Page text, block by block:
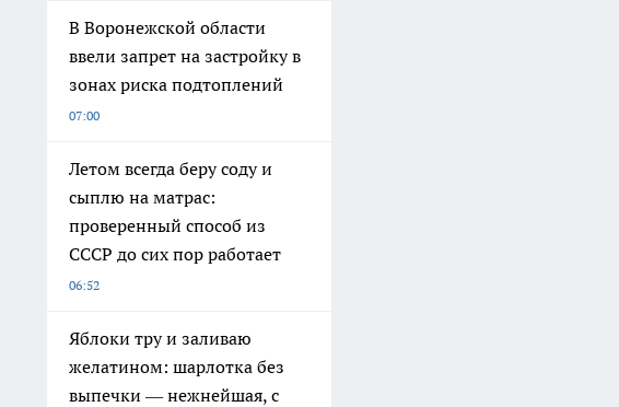
В Воронежской области
ввели запрет на застройку в
зонах риска подтоплений
07:00
Летом всегда беру соду и
сыплю на матрас:
проверенный способ из
СССР до сих пор работает
06:52
Яблоки тру и заливаю
желатином: шарлотка без
выпечки — нежнейшая, с